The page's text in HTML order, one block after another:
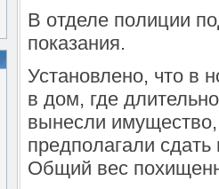
В отделе полиции
показания.
Установлено, что в
в дом, где
вынесли
предполагали
Общий вес